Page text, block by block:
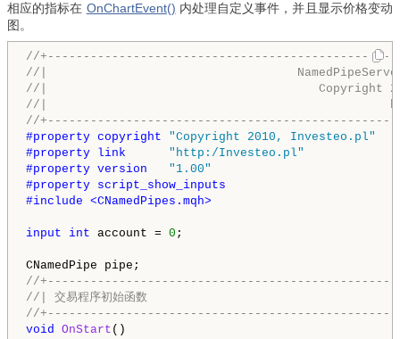
相应的指标在 OnChartEvent() 内处理自定义事件，并且显示价格变动
图。
//
//|
//|
//|
//
#property copyright "Copyright 2010, Investeo.pl"
#property link "http:/Investeo.pl"
#property version "1.00"
#property script_show_inputs
#include <CNamedPipes.mqh>
input int account = 0 ;
//
//| 交易程序初始函数
//
void OnStart ()